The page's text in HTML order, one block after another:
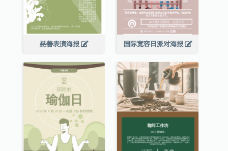
慈善表演海报 国际宽容日派对海报